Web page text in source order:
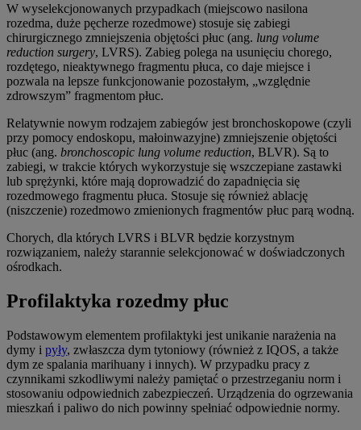
W wyselekcjonowanych przypadkach (miejscowo nasilona
rozedma, duże pęcherze rozedmowe) stosuje się zabiegi
chirurgicznego zmniejszenia objętości płuc (ang. lung volume
reduction surgery, LVRS). Zabieg polega na usunięciu chorego,
rozdętego, nieaktywnego fragmentu płuca, co daje miejsce i
pozwala na lepsze funkcjonowanie pozostałym, „względnie
zdrowszym” fragmentom płuc.
Relatywnie nowym rodzajem zabiegów jest bronchoskopowe (czyli
przy pomocy endoskopu, małoinwazyjne) zmniejszenie objętości
płuc (ang. bronchoscopic lung volume reduction, BLVR). Są to
zabiegi, w trakcie których wykorzystuje się wszczepiane zastawki
lub sprężynki, które mają doprowadzić do zapadnięcia się
rozedmowego fragmentu płuca. Stosuje się również ablację
(niszczenie) rozedmowo zmienionych fragmentów płuc parą wodną.
Chorych, dla których LVRS i BLVR będzie korzystnym
rozwiązaniem, należy starannie selekcjonować w doświadczonych
ośrodkach.
Profilaktyka rozedmy płuc
Podstawowym elementem profilaktyki jest unikanie narażenia na
dymy i pyły, zwłaszcza dym tytoniowy (również z IQOS, a także
dym ze spalania marihuany i innych). W przypadku pracy z
czynnikami szkodliwymi należy pamiętać o przestrzeganiu norm i
stosowaniu odpowiednich zabezpieczeń. Urządzenia do ogrzewania
mieszkań i paliwo do nich powinny spełniać odpowiednie normy.